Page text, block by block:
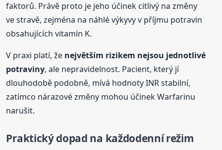
faktorů. Právě proto je jeho účinek citlivý na změny
ve stravě, zejména na náhlé výkyvy v příjmu potravin
obsahujících vitamín K.
V praxi platí, že největším rizikem nejsou jednotlivé
potraviny, ale nepravidelnost. Pacient, který jí
dlouhodobě podobně, mívá hodnoty INR stabilní,
zatímco nárazové změny mohou účinek Warfarinu
narušit.
Praktický dopad na každodenní režim